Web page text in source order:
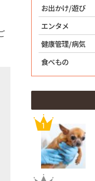
お出かけ/遊び
エンタメ
健康管理/病気
食べもの